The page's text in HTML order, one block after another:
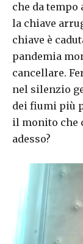
che da tempo
la chiave
chiave è
pandemia
cancellare.
nel silenzio
dei fiumi più
il monito che
adesso?